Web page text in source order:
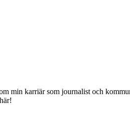
min karriär som journalist och